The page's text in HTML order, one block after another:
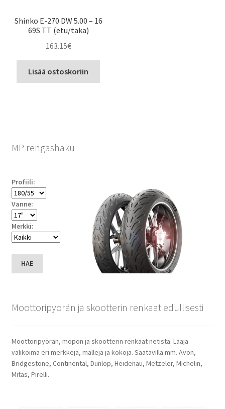
Shinko E-270 DW 5.00 – 16
69S TT (etu/taka)
163.15€
Lisää ostoskoriin
MP rengashaku
Profiili:
Vanne:
Merkki:
HAE
Moottoripyörän ja skootterin renkaat edullisesti
Moottoripyörän, mopon ja skootterin renkaat netistä. Laaja
valikoima eri merkkejä, malleja ja kokoja. Saatavilla mm. Avon,
Bridgestone, Continental, Dunlop, Heidenau, Metzeler, Michelin,
Mitas, Pirelli.